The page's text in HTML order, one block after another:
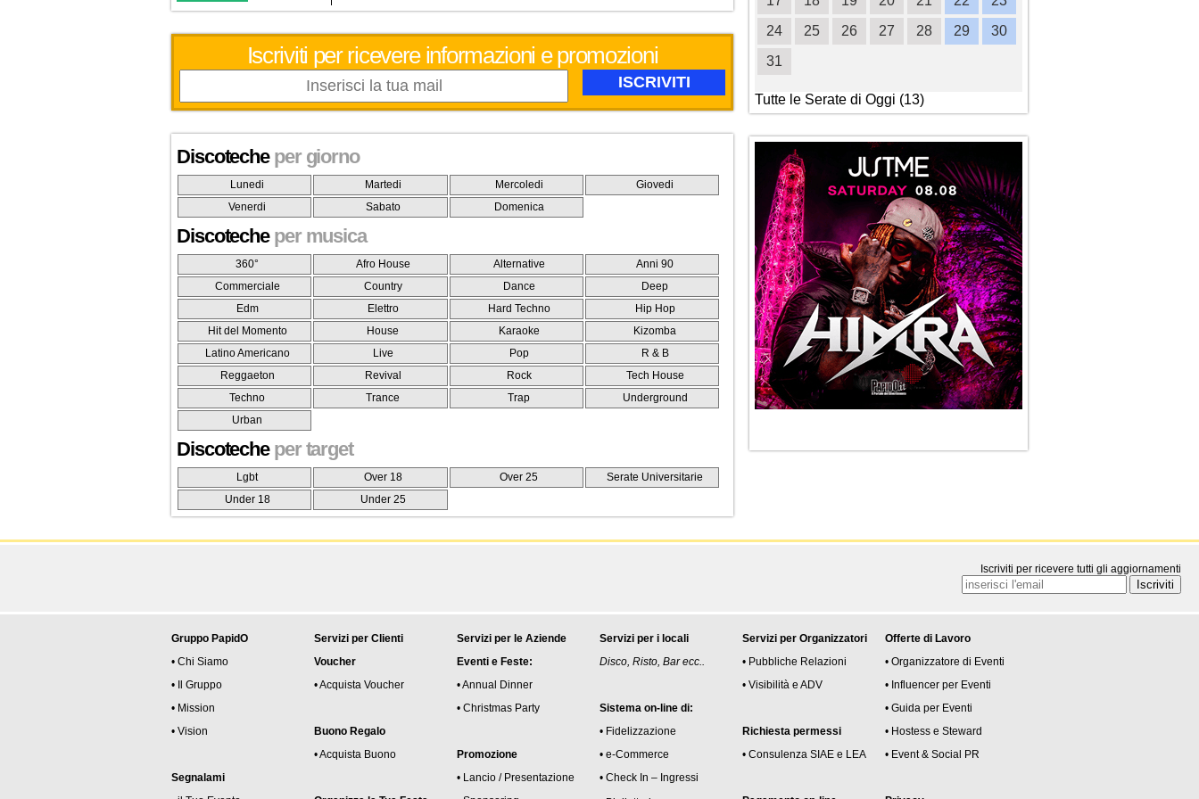
Iscriviti per ricevere informazioni e promozioni
Discoteche per giorno
Lunedi Martedi Mercoledi
Giovedi
Venerdi
Sabato Domenica
Discoteche per musica
360° Afro House Alternative
Anni 90
Commerciale
Country Dance
Deep
Edm
Elettro Hard Techno
Hip Hop
Hit del Momento
House Karaoke
Kizomba
Latino Americano
Live Pop
R & B
Reggaeton
Revival Rock
Tech House
Techno
Trance Trap
Underground
Urban
Discoteche per target
Lgbt Over 18 Over 25
Serate Universitarie
Under 18
Under 25
26
27 28 29 30 31
24
25 26 27 28 29
30
31
Tutte le Serate di Oggi (13)
Iscriviti per ricevere tutti gli aggiornamenti
Gruppo PapidO
• Chi Siamo
• Il Gruppo
• Mission
• Vision
Segnalami
Servizi per Clienti
Voucher
• Acquista Voucher
Buono Regalo
• Acquista Buono
Servizi per le Aziende
Eventi e Feste:
• Annual Dinner
• Christmas Party
Promozione
• Lancio / Presentazione
Servizi per i locali
Disco, Risto, Bar ecc..
Sistema on-line di:
• Fidelizzazione
• e-Commerce
• Check In – Ingressi
Servizi per Organizzatori
• Pubbliche Relazioni
• Visibilità e ADV
Richiesta permessi
• Consulenza SIAE e LEA
Offerte di Lavoro
• Organizzatore di Eventi
• Influencer per Eventi
• Guida per Eventi
• Hostess e Steward
• Event & Social PR